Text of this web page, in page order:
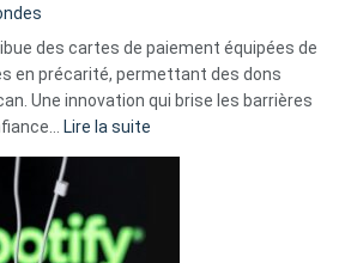
des cartes de paiement équipées de
en précarité, permettant des dons
Une innovation qui brise les barrières
Lire la suite